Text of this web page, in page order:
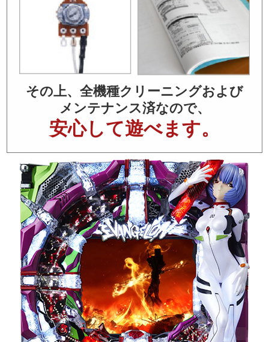
その上、全機種クリーニングおよび
メンテナンス済なので、
安心して遊べます。